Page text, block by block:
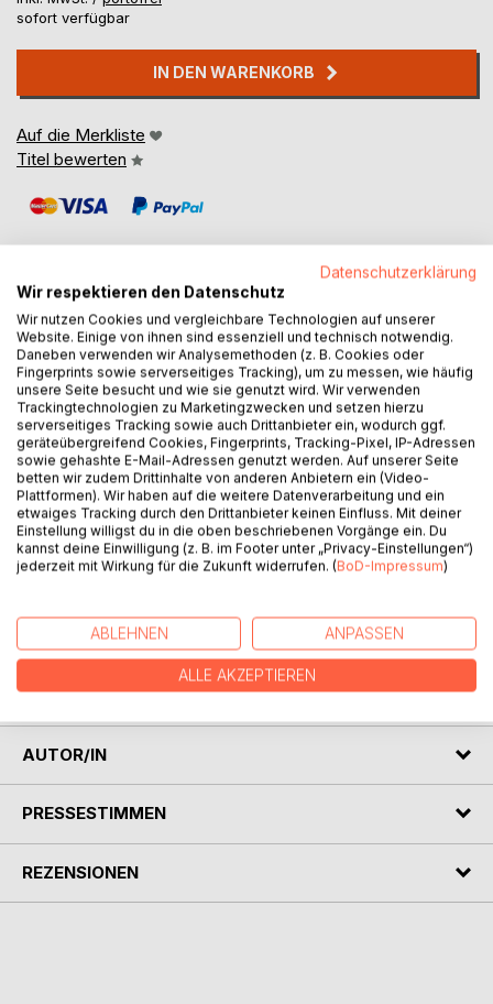
sofort verfügbar
IN DEN WARENKORB
Auf die Merkliste
Titel bewerten
BESCHREIBUNG
El manual Servir con estilo se dirige a los jovenes que
empiezan a trabajar en gastronomia,
a los empresarios y jefes de restaurantes que quieren
implementar un estílo de servicio elegante dedicado 100
por ciento a la atención del huésped o comensal.
La publicación sirve también como manual y fuente de
inspiración a los profesores e instructores de gastronomía
y contempla algunas reglas de protocolo.
Estas informaciones nos dan una primera orientación en la
El libro contiene 11 capítulos y no pretende cobijar
totalmente todos los tipos de servicio.
Cada capítulo termina con ejercicios que apoyan los temas
anteriormente vistos.
AUTOR/IN
PRESSESTIMMEN
REZENSIONEN
Datenschutzerklärung
Wir respektieren den Datenschutz
Wir nutzen Cookies und vergleichbare Technologien auf unserer
Website. Einige von ihnen sind essenziell und technisch notwendig.
Daneben verwenden wir Analysemethoden (z. B. Cookies oder
Fingerprints sowie serverseitiges Tracking), um zu messen, wie häufig
unsere Seite besucht und wie sie genutzt wird. Wir verwenden
Trackingtechnologien zu Marketingzwecken und setzen hierzu
serverseitiges Tracking sowie auch Drittanbieter ein, wodurch ggf.
geräteübergreifend Cookies, Fingerprints, Tracking-Pixel, IP-Adressen
sowie gehashte E-Mail-Adressen genutzt werden. Auf unserer Seite
betten wir zudem Drittinhalte von anderen Anbietern ein (Video-
Plattformen). Wir haben auf die weitere Datenverarbeitung und ein
etwaiges Tracking durch den Drittanbieter keinen Einfluss. Mit deiner
Einstellung willigst du in die oben beschriebenen Vorgänge ein. Du
kannst deine Einwilligung (z. B. im Footer unter „Privacy-Einstellungen“)
jederzeit mit Wirkung für die Zukunft widerrufen. (BoD-Impressum)
ABLEHNEN ANPASSEN
ALLE AKZEPTIEREN